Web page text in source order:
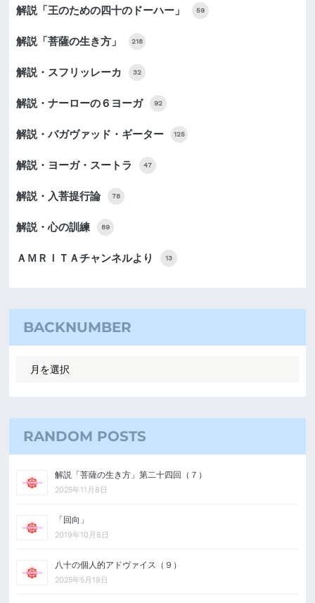
解説「王のための四十のドーハー」 59
解説「菩薩の生き方」 218
解説・スフリッレーカ 32
解説・ナーローの６ヨーガ 92
解説・バガヴァッド・ギーター 125
解説・ヨーガ・スートラ 47
解説・入菩提行論 78
解説・心の訓練 89
ＡＭＲＩＴＡチャンネルより 13
BACKNUMBER
RANDOM POSTS
解説「菩薩の生き方」第二十四回（７）
2025年11月8日
「回向」
2019年10月8日
八十の個人的アドヴァイス（９）
2025年5月19日